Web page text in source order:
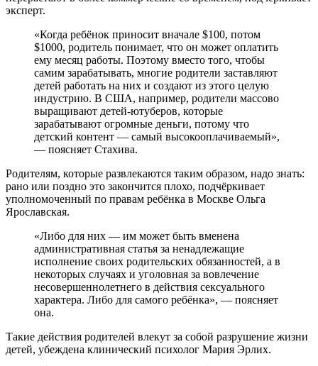
эксперт.
«Когда ребёнок приносит вначале $100, потом
$1000, родитель понимает, что он может оплатить
ему месяц работы. Поэтому вместо того, чтобы
самим зарабатывать, многие родители заставляют
детей работать на них и создают из этого целую
индустрию. В США, например, родители массово
выращивают детей-ютуберов, которые
зарабатывают огромные деньги, потому что
детский контент — самый высокооплачиваемый»,
— поясняет Стахива.
Родителям, которые развлекаются таким образом, надо знать:
рано или поздно это закончится плохо, подчёркивает
уполномоченный по правам ребёнка в Москве Ольга
Ярославская.
«Либо для них — им может быть вменена
административная статья за ненадлежащие
исполнение своих родительских обязанностей, а в
некоторых случаях и уголовная за вовлечение
несовершеннолетнего в действия сексуального
характера. Либо для самого ребёнка», — поясняет
она.
Такие действия родителей влекут за собой разрушение жизни
детей, убеждена клинический психолог Мария Эрлих.